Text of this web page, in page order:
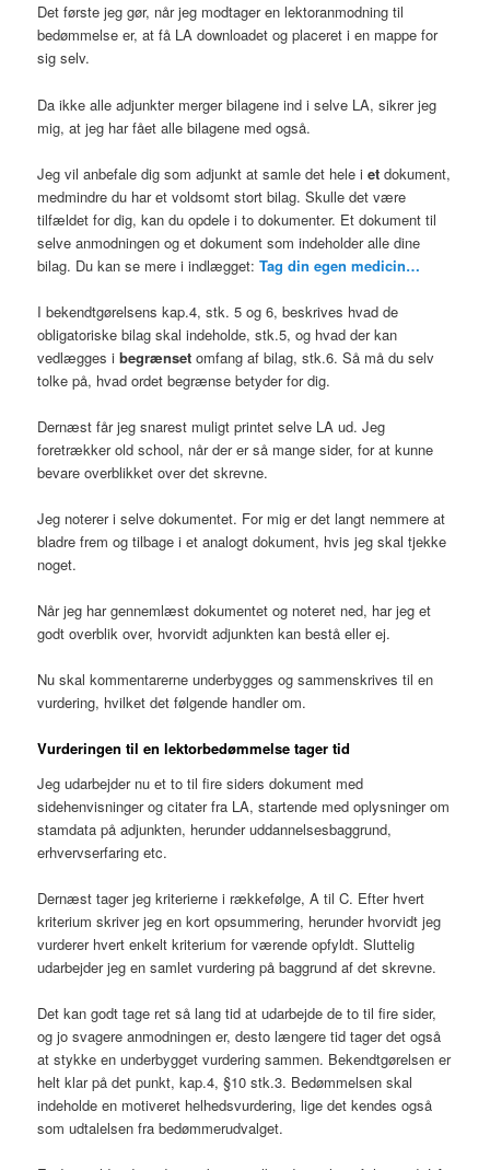
Det første jeg gør, når jeg modtager en lektoranmodning til
bedømmelse er, at få LA downloadet og placeret i en mappe for
sig selv.
Da ikke alle adjunkter merger bilagene ind i selve LA, sikrer jeg
mig, at jeg har fået alle bilagene med også.
Jeg vil anbefale dig som adjunkt at samle det hele iet dokument,
medmindre du har et voldsomt stort bilag. Skulle det være
tilfældet for dig, kan du opdele i to dokumenter. Et dokument til
selve anmodningen og et dokument som indeholder alle dine
bilag. Du kan se mere i indlægget:Tag din egen medicin…
I bekendtgørelsens kap.4, stk. 5 og 6, beskrives hvad de
obligatoriske bilag skal indeholde, stk.5, og hvad der kan
vedlægges ibegrænset omfang af bilag, stk.6. Så må du selv
tolke på, hvad ordet begrænse betyder for dig.
Dernæst får jeg snarest muligt printet selve LA ud. Jeg
foretrækker old school, når der er så mange sider, for at kunne
bevare overblikket over det skrevne.
Jeg noterer i selve dokumentet. For mig er det langt nemmere at
bladre frem og tilbage i et analogt dokument, hvis jeg skal tjekke
noget.
Når jeg har gennemlæst dokumentet og noteret ned, har jeg et
godt overblik over, hvorvidt adjunkten kan bestå eller ej.
Nu skal kommentarerne underbygges og sammenskrives til en
vurdering, hvilket det følgende handler om.
Vurderingen til en lektorbedømmelse tager tid
Jeg udarbejder nu et to til fire siders dokument med
sidehenvisninger og citater fra LA, startende med oplysninger om
stamdata på adjunkten, herunder uddannelsesbaggrund,
erhvervserfaring etc.
Dernæst tager jeg kriterierne i rækkefølge, A til C. Efter hvert
kriterium skriver jeg en kort opsummering, herunder hvorvidt jeg
vurderer hvert enkelt kriterium for værende opfyldt. Sluttelig
udarbejder jeg en samlet vurdering på baggrund af det skrevne.
Det kan godt tage ret så lang tid at udarbejde de to til fire sider,
og jo svagere anmodningen er, desto længere tid tager det også
at stykke en underbygget vurdering sammen. Bekendtgørelsen er
helt klar på det punkt, kap.4, §10 stk.3. Bedømmelsen skal
indeholde en motiveret helhedsvurdering, lige det kendes også
som udtalelsen fra bedømmerudvalget.